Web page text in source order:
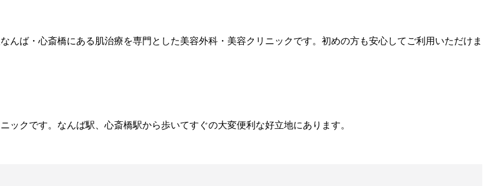
んば・心斎橋にある肌治療を専門とした美容外科・美容クリニックです。初めの方も安心してご利用いただけま
クです。なんば駅、心斎橋駅から歩いてすぐの大変便利な好立地にあります。